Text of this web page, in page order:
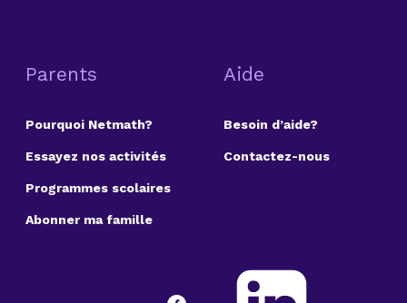
Parents
Pourquoi Netmath?
Essayez nos activités
Programmes scolaires
Abonner ma famille
Aide
Besoin d’aide?
Contactez-nous